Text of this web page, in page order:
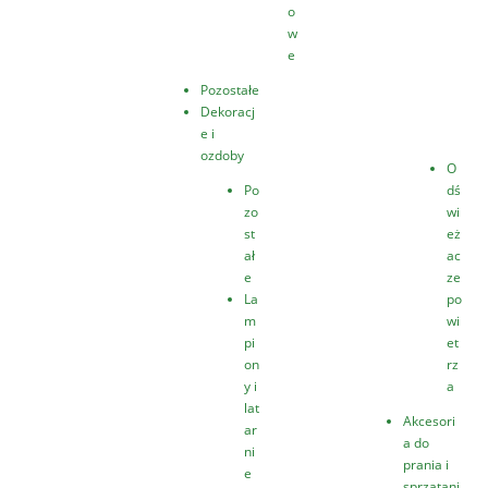
o
w
e
Pozostałe
Dekoracj
e i
ozdoby
Po
zo
st
ał
e
La
m
pi
on
y i
lat
ar
ni
e
O
dś
wi
eż
ac
ze
po
wi
et
rz
a
Akcesori
a do
prania i